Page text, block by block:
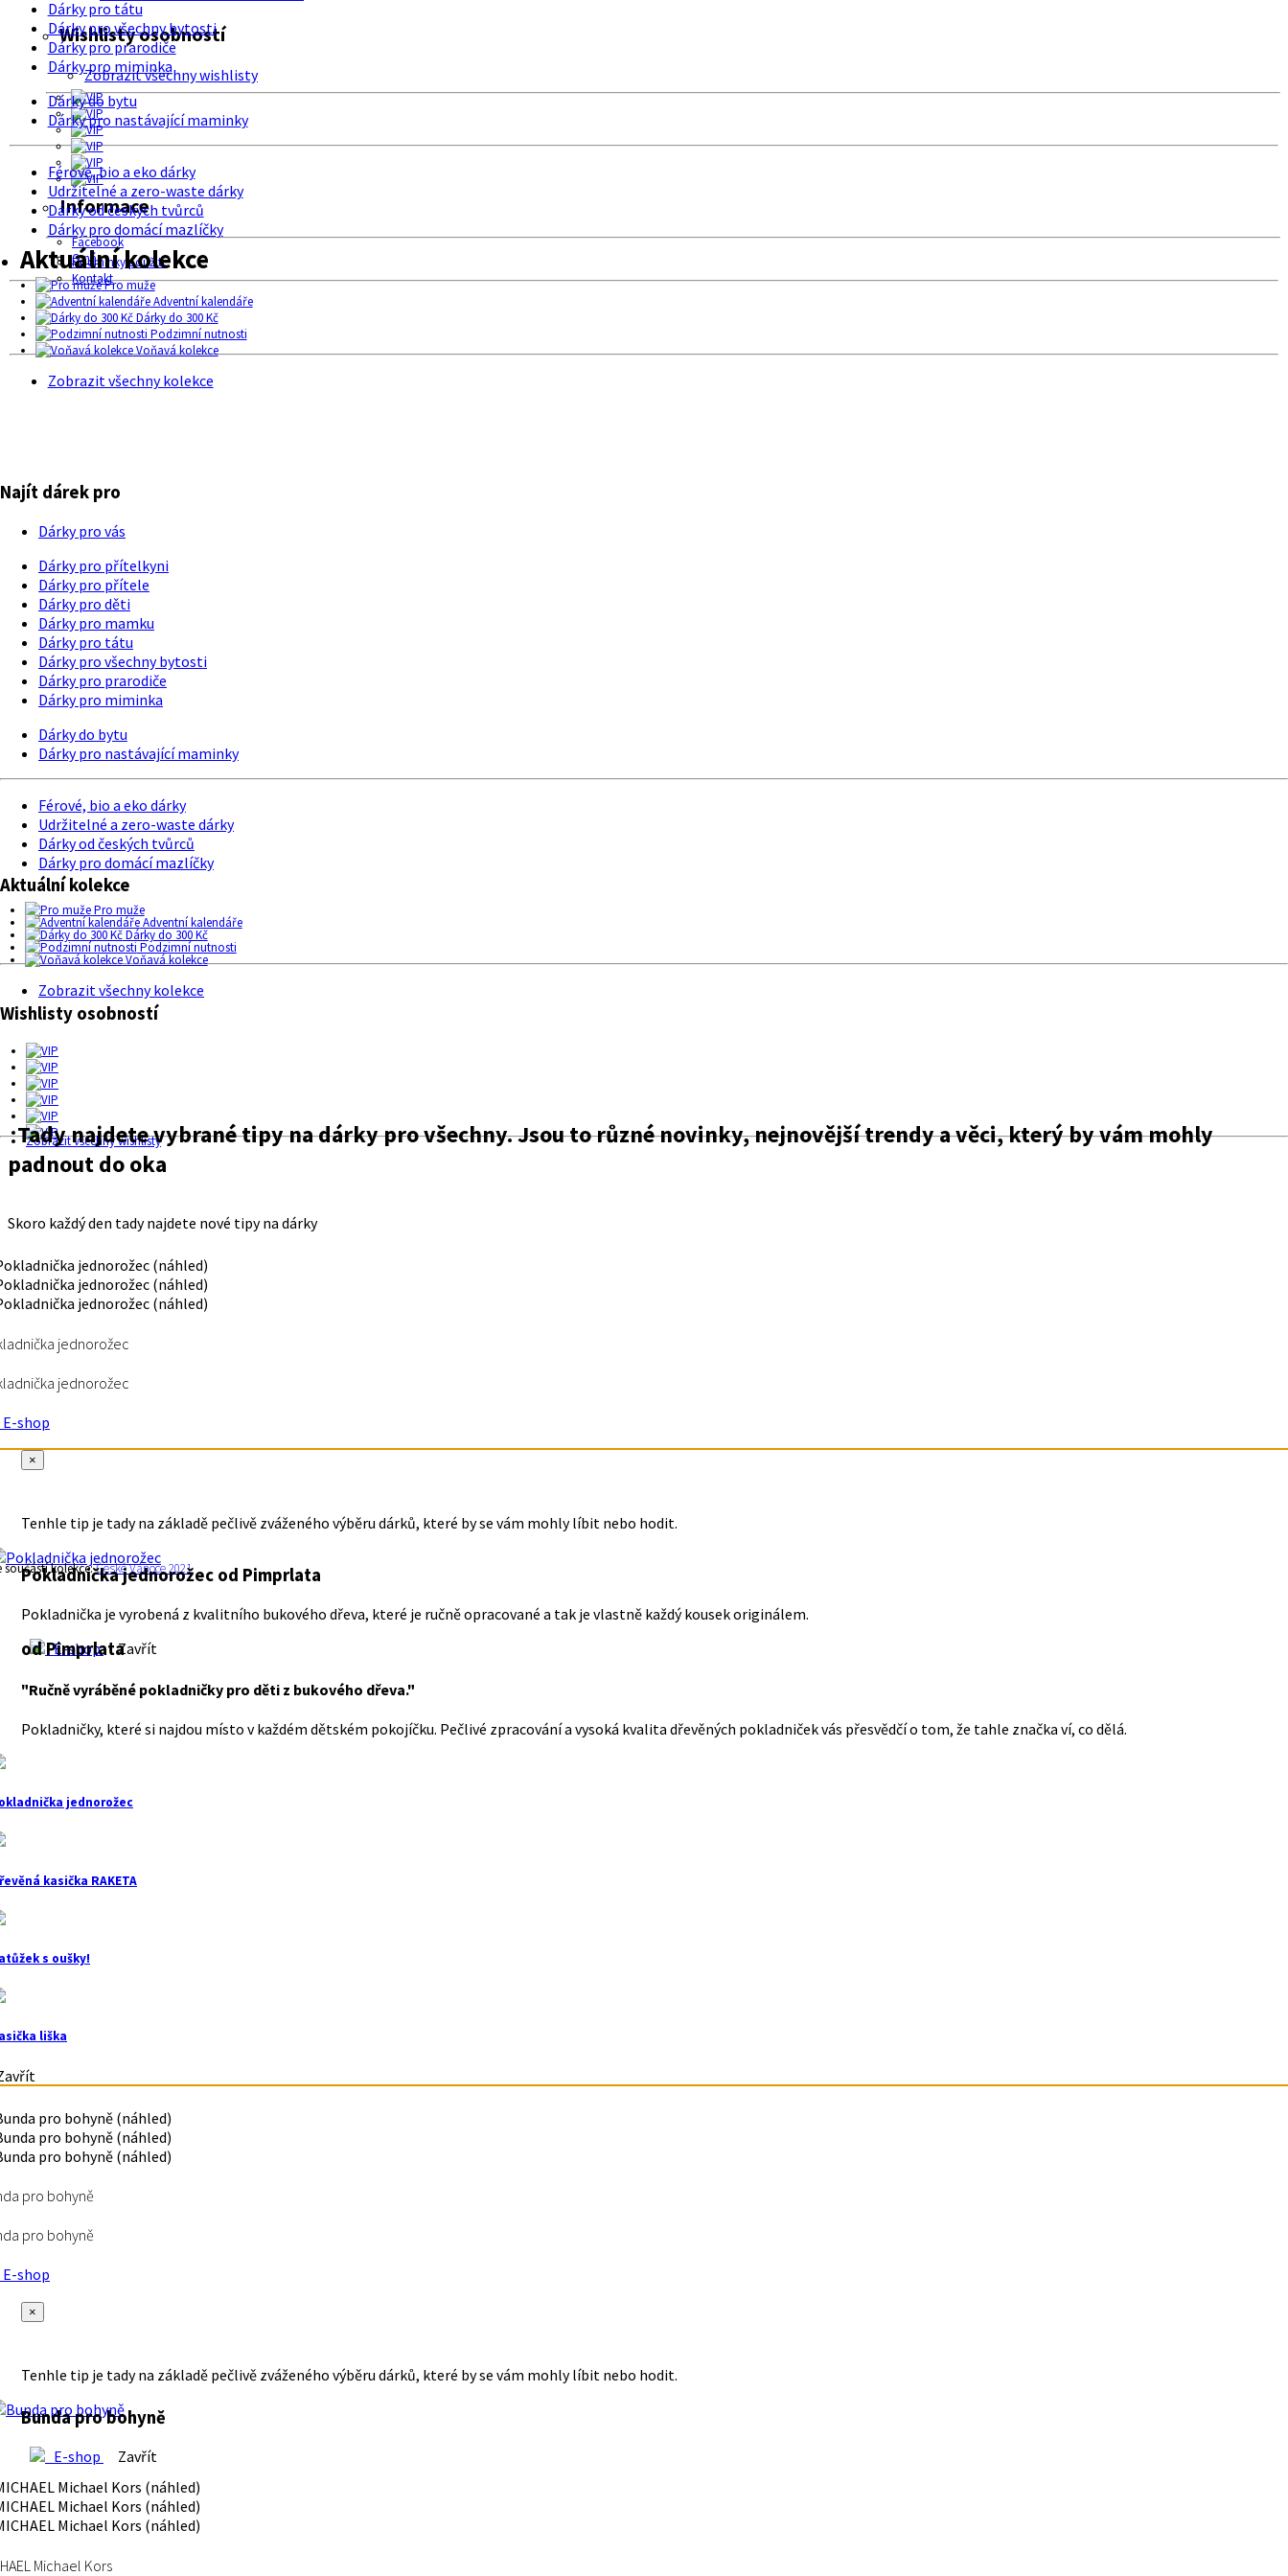
Wishlisty osobností
Zobrazit všechny wishlisty
Informace
Facebook
O nás
Podmínky použití
Kontakt
Dárky pro tátu
Dárky pro všechny bytosti
Dárky pro prarodiče
Dárky pro miminka
Dárky do bytu
Dárky pro nastávající maminky
Férové, bio a eko dárky
Udržitelné a zero-waste dárky
Dárky od českých tvůrců
Dárky pro domácí mazlíčky
Aktuální kolekce
Pro muže
Adventní kalendáře
Dárky do 300 Kč
Podzimní nutnosti
Voňavá kolekce
Zobrazit všechny kolekce
Najít dárek pro
Dárky pro vás
Dárky pro přítelkyni
Dárky pro přítele
Dárky pro děti
Dárky pro mamku
Dárky pro tátu
Dárky pro všechny bytosti
Dárky pro prarodiče
Dárky pro miminka
Dárky do bytu
Dárky pro nastávající maminky
Férové, bio a eko dárky
Udržitelné a zero-waste dárky
Dárky od českých tvůrců
Dárky pro domácí mazlíčky
Aktuální kolekce
Pro muže
Adventní kalendáře
Dárky do 300 Kč
Podzimní nutnosti
Voňavá kolekce
Zobrazit všechny kolekce
Wishlisty osobností
Zobrazit všechny wishlisty
Tady najdete vybrané tipy na dárky pro všechny. Jsou to různé novinky, nejnovější trendy a věci, který by vám mohly
padnout do oka
Skoro každý den tady najdete nové tipy na dárky
jednorožec
jednorožec
shop
×
Tenhle tip je tady na základě pečlivě zváženého výběru dárků, které by se vám mohly líbit nebo hodit.
součástí kolekce:České Vánoce 2021
Pokladnička jednorožec od Pimprlata
Pokladnička je vyrobená z kvalitního bukového dřeva, které je ručně opracované a tak je vlastně každý kousek originálem.
E-shop Zavřít
od Pimprlata
"Ručně vyráběné pokladničky pro děti z bukového dřeva."
Pokladničky, které si najdou místo v každém dětském pokojíčku. Pečlivé zpracování a vysoká kvalita dřevěných pokladniček vás přesvědčí o tom, že tahle značka ví, co dělá.
jednorožec
kasička RAKETA
s oušky!
liška
pro bohyně
pro bohyně
shop
×
Tenhle tip je tady na základě pečlivě zváženého výběru dárků, které by se vám mohly líbit nebo hodit.
Bunda pro bohyně
E-shop Zavřít
Michael Kors